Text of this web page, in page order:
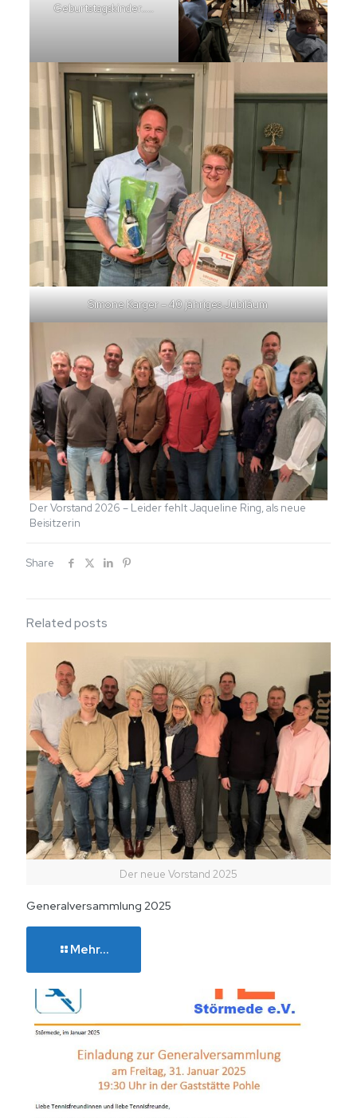
Geburtstagskinder……
Simone Karger – 40 jähriges Jubiläum
Der Vorstand 2026 – Leider fehlt Jaqueline Ring, als neue
Beisitzerin
Share
Related posts
Der neue Vorstand 2025
Generalversammlung 2025
Mehr...